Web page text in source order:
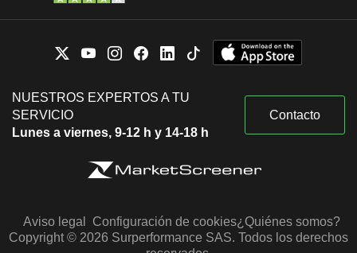
NUESTROS EXPERTOS A TU
SERVICIO
Lunes a viernes, 9-12 h y 14-18 h
Contacto
Aviso legal Configuración de cookies¿Quiénes somos?
Copyright © 2026 Surperformance SAS. Todos los derechos